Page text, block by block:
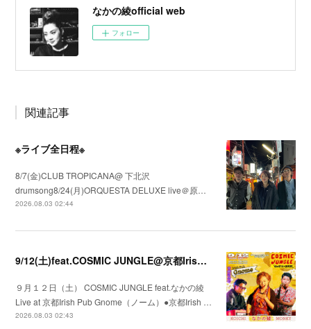
なかの綾official web
フォロー
関連記事
※ライブ全日程※
8/7(金)CLUB TROPICANA@ 下北沢
drumsong8/24(月)ORQUESTA DELUXE live＠原…
2026.08.03 02:44
9/12(土)feat.COSMIC JUNGLE@京都Irish Pub Gnome（ノーム）
９月１２日（土） COSMIC JUNGLE feat.なかの綾
Live at 京都Irish Pub Gnome（ノーム）●京都Irish …
2026.08.03 02:43